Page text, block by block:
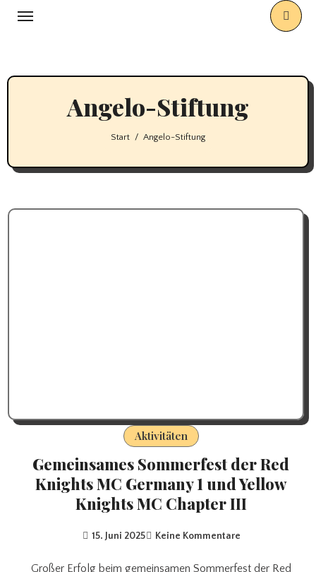
Zum
Angelo-Stiftung
Start Angelo-Stiftung
Aktivitäten
Gemeinsames Sommerfest der Red
Knights MC Germany 1 und Yellow
Knights MC Chapter III
15. Juni 2025 Keine Kommentare
Großer Erfolg beim gemeinsamen Sommerfest der Red